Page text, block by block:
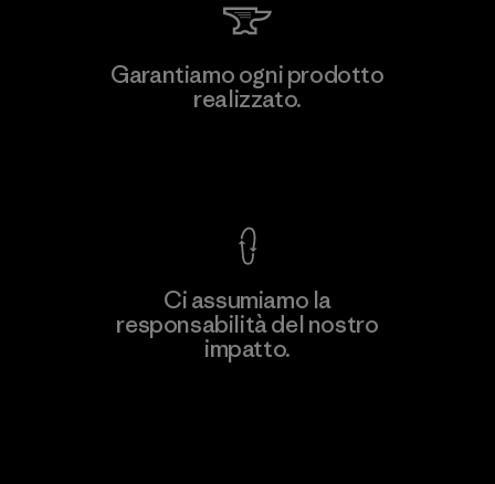
Scopri di più
PettenatiGarantiamo ogni prodotto
realizzato.
Ci assumiamo la
responsabilità del nostro
impatto.